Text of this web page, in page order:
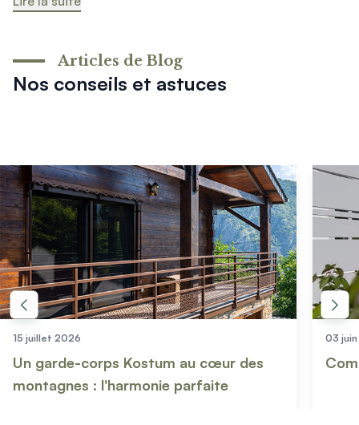
Nos conseils et astuces
Articles de Blog
15 juillet 2026
Un garde-corps Kostum au cœur des
montagnes : l'harmonie parfaite
03